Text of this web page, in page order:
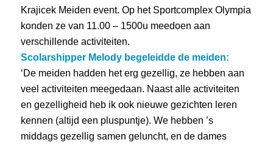
Krajicek Meiden event. Op het Sportcomplex Olympia
konden ze van 11.00 – 1500u meedoen aan
verschillende activiteiten.
Scolarshipper Melody begeleidde de meiden:
‘De meiden hadden het erg gezellig, ze hebben aan
veel activiteiten meegedaan. Naast alle activiteiten
en gezelligheid heb ik ook nieuwe gezichten leren
kennen (altijd een pluspuntje). We hebben ’s
middags gezellig samen geluncht, en de dames